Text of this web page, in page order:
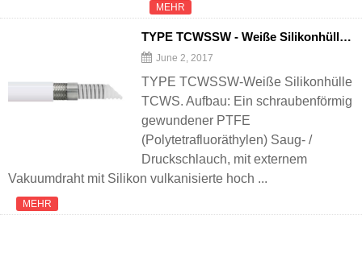
MEHR
TYPE TCWSSW - Weiße Silikonhülle TCWS
June 2, 2017
TYPE TCWSSW-Weiße Silikonhülle
TCWS. Aufbau: Ein schraubenförmig
gewundener PTFE
(Polytetrafluoräthylen) Saug- /
Druckschlauch, mit externem
Vakuumdraht mit Silikon vulkanisierte hoch ...
MEHR